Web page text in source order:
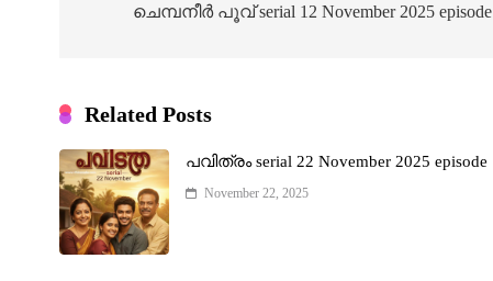
navigation
ചെമ്പനീർ പൂവ് serial 12 November 2025 episode
Related Posts
പവിത്രം serial 22 November 2025 episode
November 22, 2025